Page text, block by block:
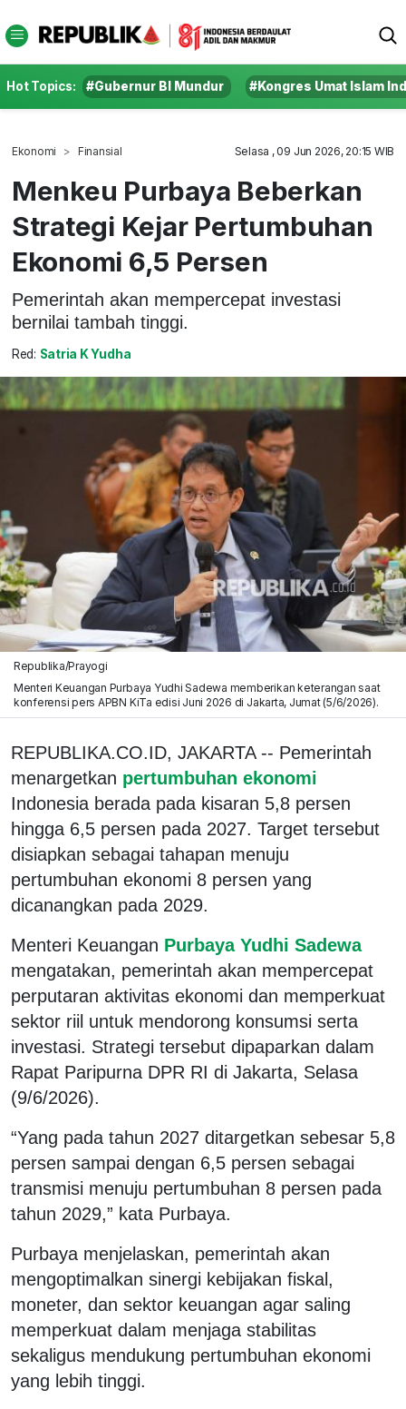
Hot Topics: #Gubernur BI Mundur #Kongres Umat Islam
Ekonomi Finansial Selasa , 09 Jun 2026, 20:15 WIB
Menkeu Purbaya Beberkan
Strategi Kejar Pertumbuhan
Ekonomi 6,5 Persen
Pemerintah akan mempercepat investasi
bernilai tambah tinggi.
Red: Satria K Yudha
Republika/Prayogi
Menteri Keuangan Purbaya Yudhi Sadewa memberikan keterangan saat
konferensi pers APBN KiTa edisi Juni 2026 di Jakarta, Jumat (5/6/2026).
REPUBLIKA.CO.ID, JAKARTA -- Pemerintah
menargetkan pertumbuhan ekonomi
Indonesia berada pada kisaran 5,8 persen
hingga 6,5 persen pada 2027. Target tersebut
disiapkan sebagai tahapan menuju
pertumbuhan ekonomi 8 persen yang
dicanangkan pada 2029.
Menteri Keuangan Purbaya Yudhi Sadewa
mengatakan, pemerintah akan mempercepat
perputaran aktivitas ekonomi dan memperkuat
sektor riil untuk mendorong konsumsi serta
investasi. Strategi tersebut dipaparkan dalam
Rapat Paripurna DPR RI di Jakarta, Selasa
(9/6/2026).
“Yang pada tahun 2027 ditargetkan sebesar 5,8
persen sampai dengan 6,5 persen sebagai
transmisi menuju pertumbuhan 8 persen pada
tahun 2029,” kata Purbaya.
Purbaya menjelaskan, pemerintah akan
mengoptimalkan sinergi kebijakan fiskal,
moneter, dan sektor keuangan agar saling
memperkuat dalam menjaga stabilitas
sekaligus mendukung pertumbuhan ekonomi
yang lebih tinggi.